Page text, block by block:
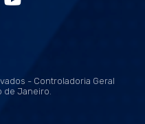
- Controladoria Geral
de Janeiro.